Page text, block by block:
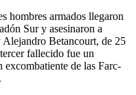
hombres armados llegaron
Sur y asesinaron a
Betancourt, de 25
fallecido fue un
excombatiente de las Farc-